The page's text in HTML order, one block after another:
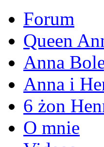
Forum
Queen
Anna
Anna i
6 żon
O mnie